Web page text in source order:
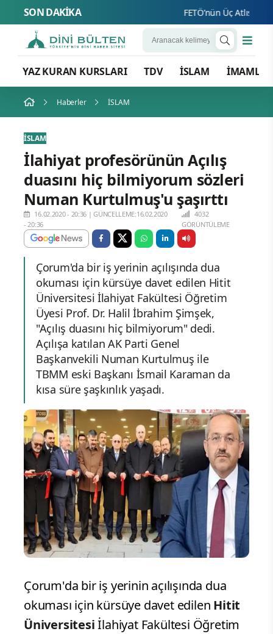
SON DAKİKA FETÖ’nün Üç Atlısı!
YAZ KURAN KURSLARI TDV İSLAM İMAMLAR
Haberler İSLAM
İSLAM
İlahiyat profesörünün Açılış
duasını hiç bilmiyorum sözleri
Numan Kurtulmuş'u şaşırttı
16.02.2020 - 20:36 |GÜNCELLEME:16.02.2020
- 20:36
4032
GÖRÜNTÜLEME
Çorum'da bir iş yerinin açılışında dua
okuması için kürsüye davet edilen Hitit
Üniversitesi İlahiyat Fakültesi Öğretim
Üyesi Prof. Dr. Halil İbrahim Şimşek,
"Açılış duasını hiç bilmiyorum" dedi.
Açılışa katılan AK Parti Genel
Başkanvekili Numan Kurtulmuş ile
TBMM eski Başkanı İsmail Karaman da
kısa süre şaşkınlık yaşadı.
Çorum'da bir iş yerinin açılışında dua
okuması için kürsüye davet edilen Hitit
Üniversitesiİlahiyat Fakültesi Öğretim